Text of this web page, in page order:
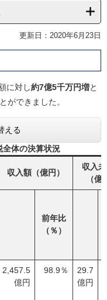
更新日：2020年6月23日
に対し約7億5千万円増と
ができました。
える
全体の決算状況
収入額（億円）
収入
（億
前年比
（％）
2,457.5
億円
98.9％
29.7
億円